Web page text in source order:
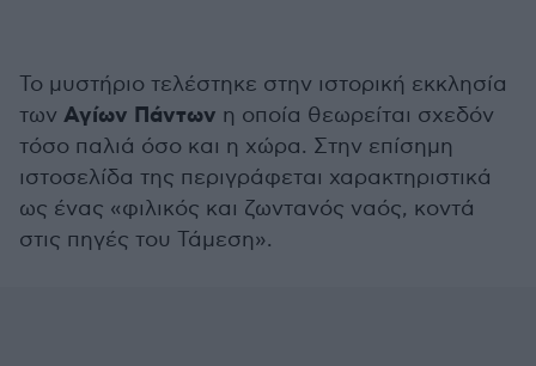
Το μυστήριο τελέστηκε στην ιστορική εκκλησία
των Αγίων Πάντων η οποία θεωρείται σχεδόν
τόσο παλιά όσο και η χώρα. Στην επίσημη
ιστοσελίδα της περιγράφεται χαρακτηριστικά
ως ένας «φιλικός και ζωντανός ναός, κοντά
στις πηγές του Τάμεση».